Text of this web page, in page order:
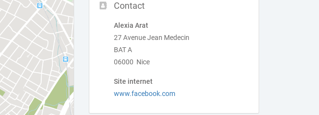
Contact
Alexia Arat
27 Avenue Jean Medecin
BAT A
06000 Nice
Site internet
www.facebook.com